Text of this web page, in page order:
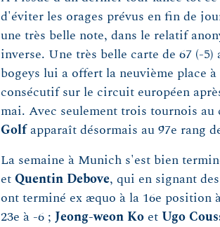
d'éviter les orages prévus en fin de
une très belle note, dans le relatif
inverse. Une très belle carte de 67 (-
bogeys lui a offert la neuvième place
consécutif sur le circuit européen
mai. Avec seulement trois tournois au
Golfapparaît désormais au 97e rang
La semaine à Munich s'est bien
etQuentin Debove, qui en signant
ont terminé ex æquo à la 16e position
23e à -6 ; Jeong-weon Koet Ugo